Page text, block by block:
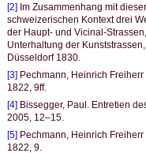
[2]Im Zusammenhang mit
schweizerischen Kontext drei
der Haupt- und Vicinal-
Unterhaltung der
Düsseldorf 1830.
[3]Pechmann, Heinrich Freiherr
1822, 9ff.
[4]Bissegger, Paul. Entretien
2005, 12–15.
[5]Pechmann, Heinrich Freiherr
1822, 9.